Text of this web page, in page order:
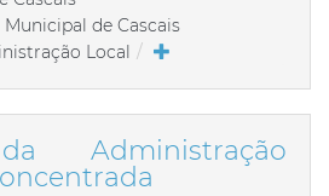
de Cascais
Local
Administração